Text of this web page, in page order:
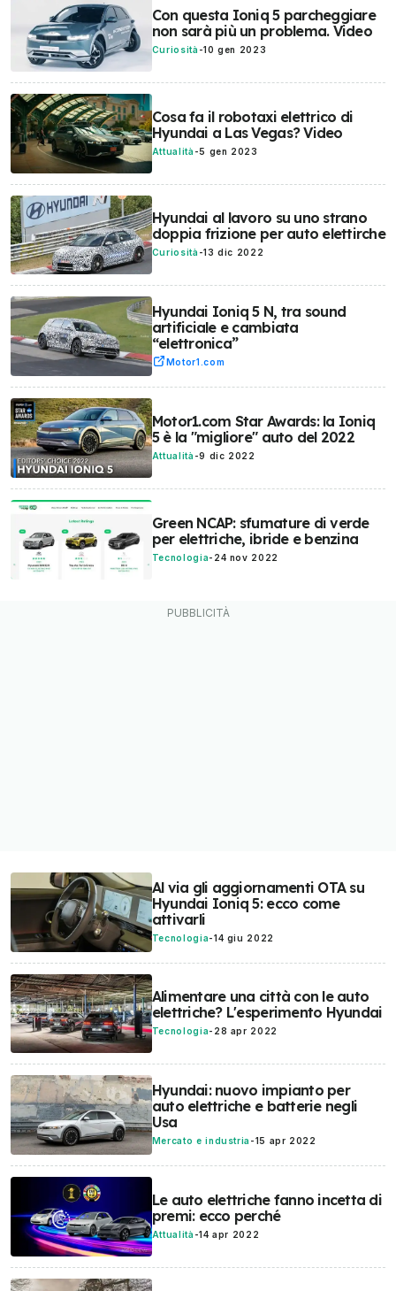
Con questa Ioniq 5 parcheggiare
non sarà più un problema. Video
Curiosità -10 gen 2023
Cosa fa il robotaxi elettrico di
Hyundai a Las Vegas? Video
Attualità -5 gen 2023
Hyundai al lavoro su uno strano
doppia frizione per auto elettirche
Curiosità -13 dic 2022
Hyundai Ioniq 5 N, tra sound
artificiale e cambiata
“elettronica”
Motor1.com
Motor1.com Star Awards: la Ioniq
5 è la "migliore" auto del 2022
Attualità -9 dic 2022
Green NCAP: sfumature di verde
per elettriche, ibride e benzina
Tecnologia- 24 nov 2022
Al via gli aggiornamenti OTA su
Hyundai Ioniq 5: ecco come
attivarli
Tecnologia-14 giu 2022
Alimentare una città con le auto
elettriche? L'esperimento Hyundai
Tecnologia- 28 apr 2022
Hyundai: nuovo impianto per
auto elettriche e batterie negli
Usa
Mercato e industria -15 apr 2022
Le auto elettriche fanno incetta di
premi: ecco perché
Attualità -14 apr 2022